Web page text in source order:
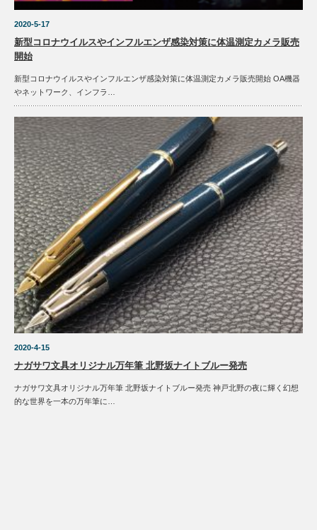
2020-5-17
新型コロナウイルスやインフルエンザ感染対策に体温測定カメラ販売
開始
新型コロナウイルスやインフルエンザ感染対策に体温測定カメラ販売開始 OA機器
やネットワーク、インフラ…
2020-4-15
ナガサワ文具オリジナル万年筆 北野坂ナイトブルー発売
ナガサワ文具オリジナル万年筆 北野坂ナイトブルー発売 神戸北野の夜に輝く幻想
的な世界を一本の万年筆に…